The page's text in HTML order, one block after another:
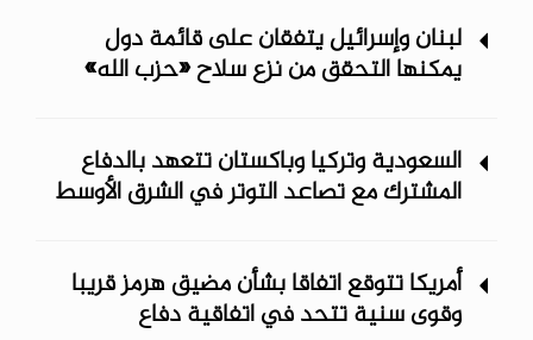
لبنان وإسرائيل يتفقان على قائمة دول
يمكنها التحقق من نزع سلاح «حزب الله»
السعودية وتركيا وباكستان تتعهد بالدفاع
المشترك مع تصاعد التوتر في الشرق الأوسط
أمريكا تتوقع اتفاقا بشأن مضيق هرمز قريبا
وقوى سنية تتحد في اتفاقية دفاع